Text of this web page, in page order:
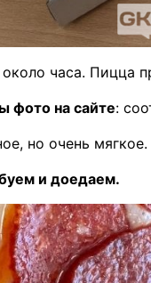
около часа. Пицца
фото на сайте:
но очень мягкое.
и доедаем.